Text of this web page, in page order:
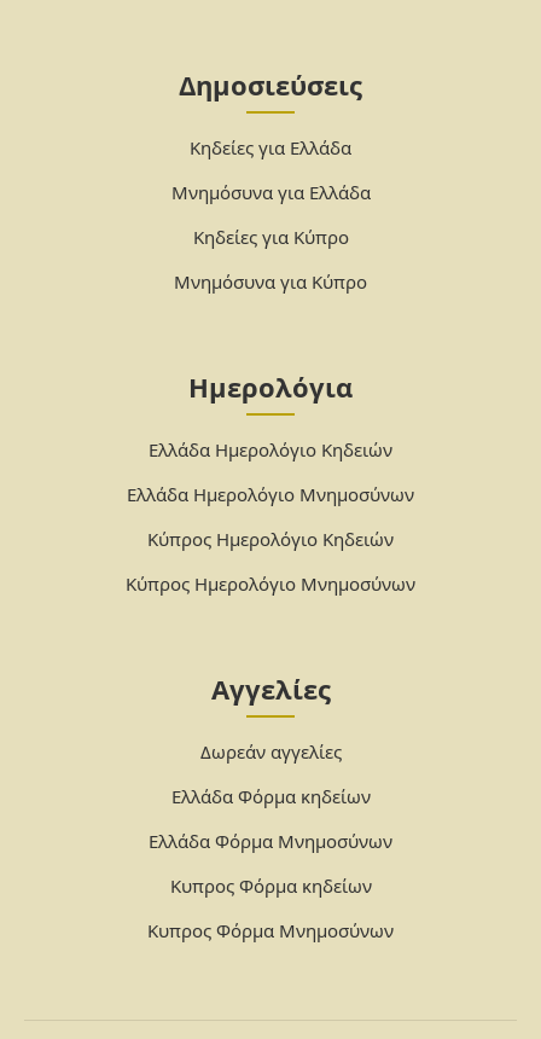
Δημοσιεύσεις
Κηδείες για Ελλάδα
Μνημόσυνα για Ελλάδα
Κηδείες για Κύπρο
Μνημόσυνα για Κύπρο
Ημερολόγια
Ελλάδα Ημερολόγιο Κηδειών
Ελλάδα Ημερολόγιο Μνημοσύνων
Κύπρος Ημερολόγιο Κηδειών
Κύπρος Ημερολόγιο Μνημοσύνων
Αγγελίες
Δωρεάν αγγελίες
Ελλάδα Φόρμα κηδείων
Ελλάδα Φόρμα Μνημοσύνων
Κυπρος Φόρμα κηδείων
Κυπρος Φόρμα Μνημοσύνων